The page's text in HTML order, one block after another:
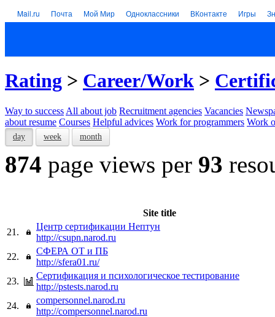
Mail.ru Почта Мой Мир Одноклассники ВКонтакте Игры
Rating > Career/Work >
Way to success All about job Recruitment agencies Vacancies
about resume Courses Helpful advices Work for programmers Work
day week month
874 page views per 93
Site title
21.
Центр сертификации Нептун
http://csupn.narod.ru
22.
СФЕРА ОТ и ПБ
http://sfera01.ru/
23.
Сертификация и психологическое тестирование
http://pstests.narod.ru
24.
compersonnel.narod.ru
http://compersonnel.narod.ru